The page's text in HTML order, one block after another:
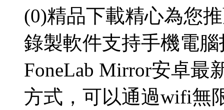
(0)精品下載精心為您
錄製軟件支持手機電
FoneLab Mirror安卓最
方式，可以通過wifi無